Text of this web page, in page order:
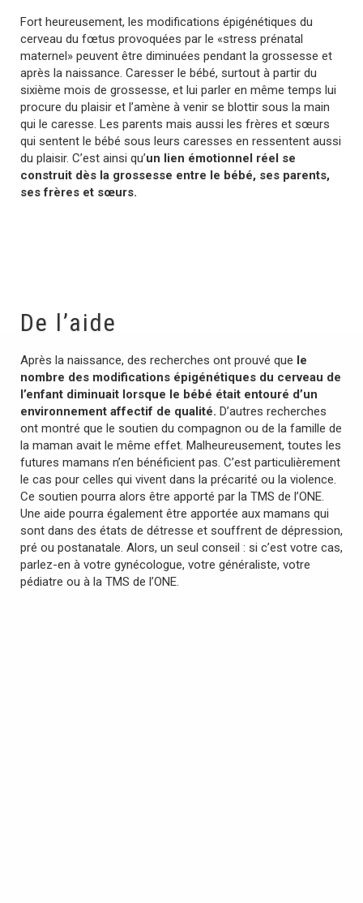
Fort heureusement, les modifications épigénétiques du
cerveau du fœtus provoquées par le «stress prénatal
maternel» peuvent être diminuées pendant la grossesse et
après la naissance. Caresser le bébé, surtout à partir du
sixième mois de grossesse, et lui parler en même temps lui
procure du plaisir et l’amène à venir se blottir sous la main
qui le caresse. Les parents mais aussi les frères et sœurs
qui sentent le bébé sous leurs caresses en ressentent aussi
du plaisir. C’est ainsi qu’un lien émotionnel réel se
construit dès la grossesse entre le bébé, ses parents,
ses frères et sœurs.
De l’aide
Après la naissance, des recherches ont prouvé que le
nombre des modifications épigénétiques du cerveau de
l’enfant diminuait lorsque le bébé était entouré d’un
environnement affectif de qualité. D’autres recherches
ont montré que le soutien du compagnon ou de la famille de
la maman avait le même effet. Malheureusement, toutes les
futures mamans n’en bénéficient pas. C’est particulièrement
le cas pour celles qui vivent dans la précarité ou la violence.
Ce soutien pourra alors être apporté par la TMS de l’ONE.
Une aide pourra également être apportée aux mamans qui
sont dans des états de détresse et souffrent de dépression,
pré ou postanatale. Alors, un seul conseil : si c’est votre cas,
parlez-en à votre gynécologue, votre généraliste, votre
pédiatre ou à la TMS de l’ONE.